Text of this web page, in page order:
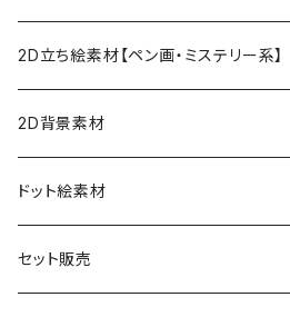
ファンタジー
女性
男性
現代
女性
男性
2D立ち絵素材【ペン画・ミステリー系】
現代
女性
男性
ファンタジー
女性
2D背景素材
ファンタジー
現代
ドット絵素材
背景素材
セット販売